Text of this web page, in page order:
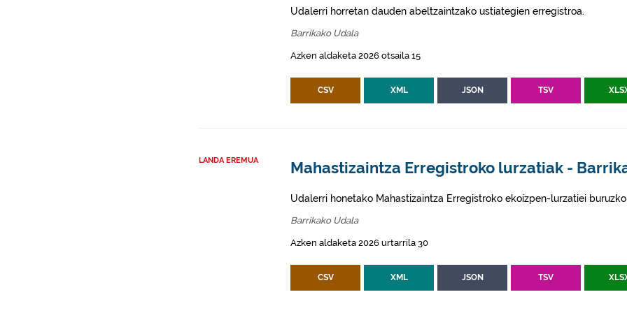
Udalerri horretan dauden abeltzaintzako ustiategien erregistroa.
Barrikako Udala
Azken aldaketa 2026 otsaila 15
CSV XML JSON TSV
LANDA EREMUA Mahastizaintza Erregistroko lurzatiak -
Udalerri honetako Mahastizaintza Erregistroko ekoizpen-lurzatiei
Barrikako Udala
Azken aldaketa 2026 urtarrila 30
CSV XML JSON TSV